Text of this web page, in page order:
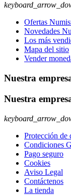
Ofertas
Novedades
Los más
Mapa del sitio
Vender
Nuestra
Nuestra
Protección de
Condiciones
Pago seguro
Cookies
Aviso Legal
Contáctenos
La tienda